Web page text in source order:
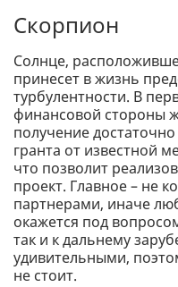
Скорпион
Солнце,
принесет в жизнь
турбулентности. В
финансовой стороны
получение
гранта от известной
что позволит
проект. Главное – не
партнерами, иначе
окажется под
так и к дальнему
удивительными,
не стоит.